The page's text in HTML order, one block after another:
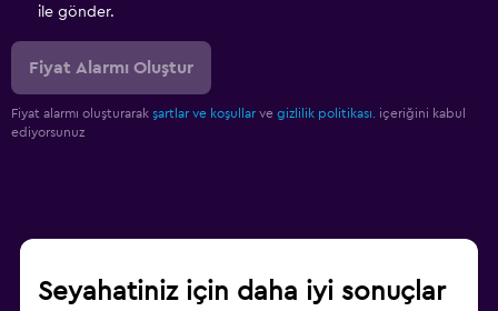
ile gönder.
Fiyat Alarmı Oluştur
Fiyat alarmı oluşturarak şartlar ve koşullar ve gizlilik politikası.
içeriğini kabul
ediyorsunuz
Seyahatiniz için daha iyi sonuçlar